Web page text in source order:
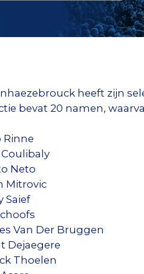
heeft zijn
bevat 20 namen,
Rinne
Coulibaly
Neto
Mitrovic
Saief
Van Der Bruggen
Dejaegere
Thoelen